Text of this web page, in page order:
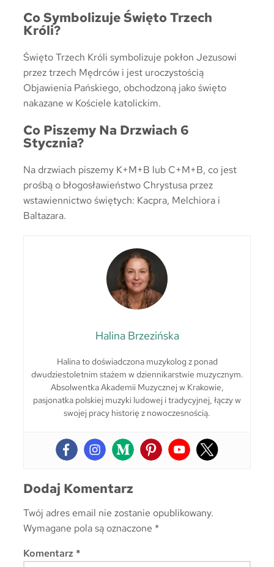
Co Symbolizuje Święto Trzech
Króli?
Święto Trzech Króli symbolizuje pokłon Jezusowi
przez trzech Mędrców i jest uroczystością
Objawienia Pańskiego, obchodzoną jako święto
nakazane w Kościele katolickim.
Co Piszemy Na Drzwiach 6
Stycznia?
Na drzwiach piszemy K+M+B lub C+M+B, co jest
prośbą o błogosławieństwo Chrystusa przez
wstawiennictwo świętych: Kacpra, Melchiora i
Baltazara.
Halina Brzezińska
Halina to doświadczona muzykolog z ponad
dwudziestoletnim stażem w dziennikarstwie muzycznym.
Absolwentka Akademii Muzycznej w Krakowie,
pasjonatka polskiej muzyki ludowej i tradycyjnej, łączy w
swojej pracy historię z nowoczesnością.
Dodaj Komentarz
Twój adres email nie zostanie opublikowany.
Wymagane pola są oznaczone *
Komentarz *